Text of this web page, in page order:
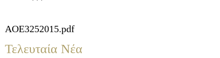
AOE3252015.pdf
Τελευταία Νέα